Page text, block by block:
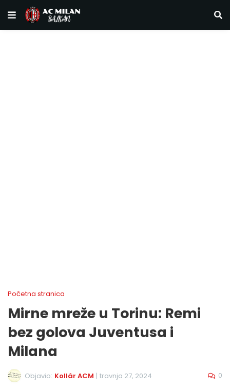
Početna stranica
Mirne mreže u Torinu: Remi
bez golova Juventusa i
Milana
Objavio: Kollár ACM | travnja 27, 2024 0